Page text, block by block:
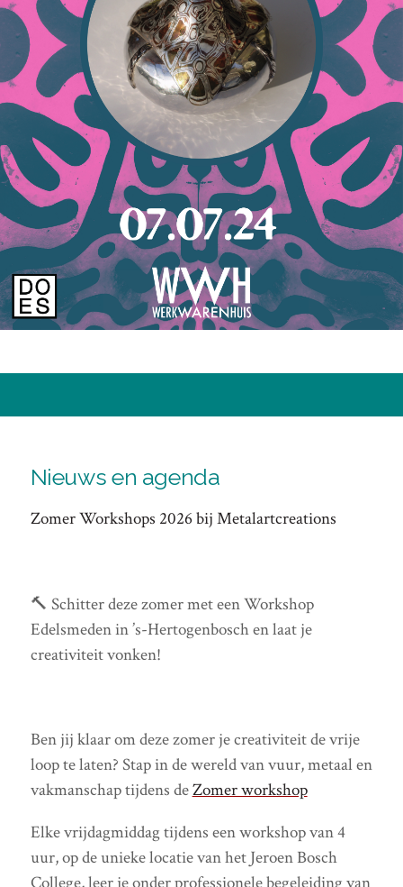
Nieuws en agenda
Zomer Workshops 2026 bij Metalartcreations
🔨 Schitter deze zomer met een Workshop
Edelsmeden in ’s-Hertogenbosch en laat je
creativiteit vonken!
Ben jij klaar om deze zomer je creativiteit de vrije
loop te laten? Stap in de wereld van vuur, metaal en
vakmanschap tijdens deZomer workshop
Elke vrijdagmiddag tijdens een workshop van 4
uur, op de unieke locatie van het Jeroen Bosch